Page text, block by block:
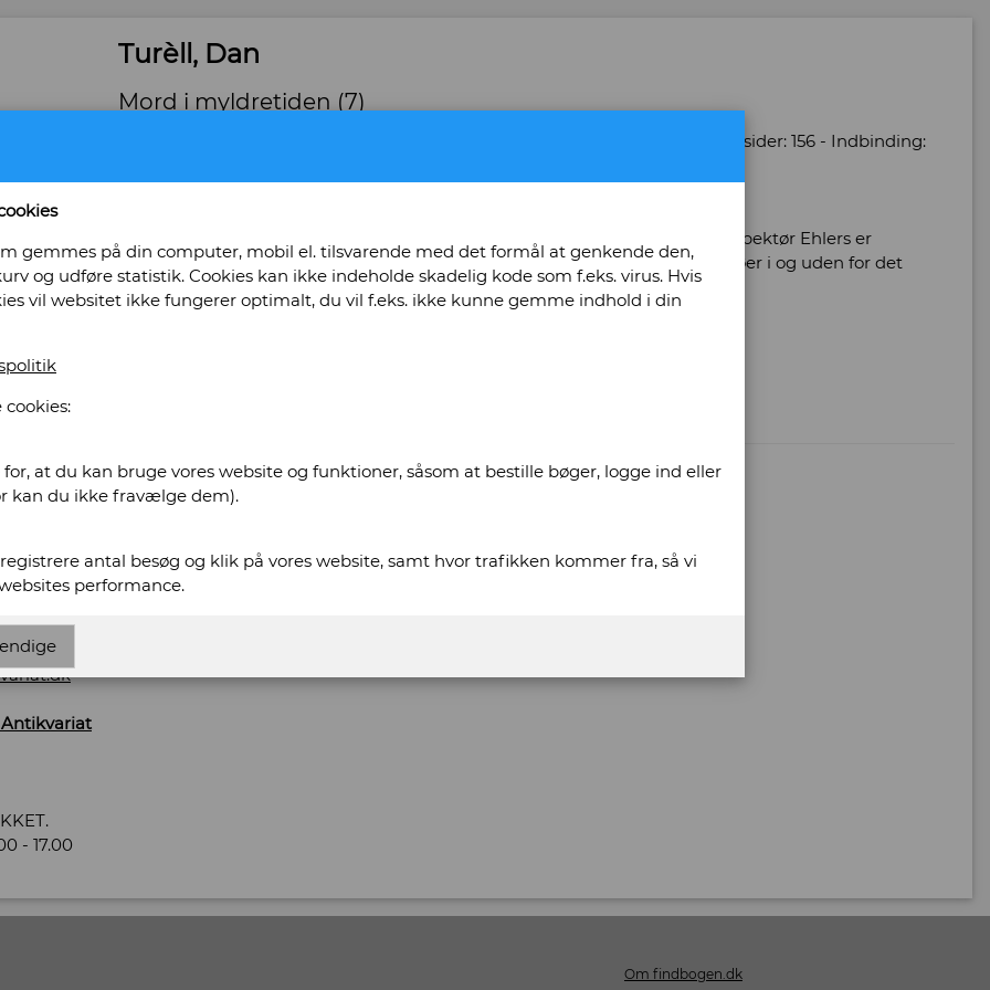
Turèll, Dan
Mord i myldretiden (7)
Forlag: Borgen - Udgivet år: 1992 - Antal bind: 1 - Oplag: 3 - Udgave: 2 - Antal sider: 156 - Indbinding:
Kriminalnoveller. Journalisten fra "Bladet", hans advokatkæreste og politiinspektør Ehlers er
hovedpersoner i ni noveller om mord og andre forbrydelser i forskellige miljøer i og uden for det
københavnske Vesterbro
Antikvariat
Baghuset
Antikvariat
- 17.00
Om findbogen.dk
gemmes på din computer, mobil el. tilsvarende med det formål at genkende den,
og udføre statistik. Cookies kan ikke indeholde skadelig kode som f.eks. virus. Hvis
vil websitet ikke fungerer optimalt, du vil f.eks. ikke kunne gemme indhold i din
for, at du kan bruge vores website og funktioner, såsom at bestille bøger, logge ind eller
kan du ikke fravælge dem).
antal besøg og klik på vores website, samt hvor trafikken kommer fra, så vi
performance.